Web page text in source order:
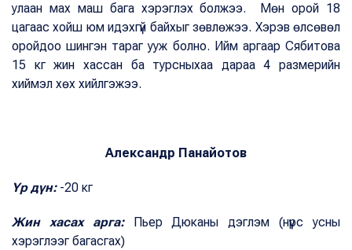
улаан мах маш бага хэрэглэх болжээ. Мөн орой 18
цагаас хойш юм идэхгүй байхыг зөвлөжээ. Хэрэв өлсөвөл
оройдоо шингэн тараг ууж болно. Ийм аргаар Сябитова
15 кг жин хассан ба турсныхаа дараа 4 размерийн
хиймэл хөх хийлгэжээ.
Александр Панайотов
Үр дүн:-20 кг
Жин хасах арга:Пьер Дюканы дэглэм (нүүрс усны
хэрэглээг багасгах)